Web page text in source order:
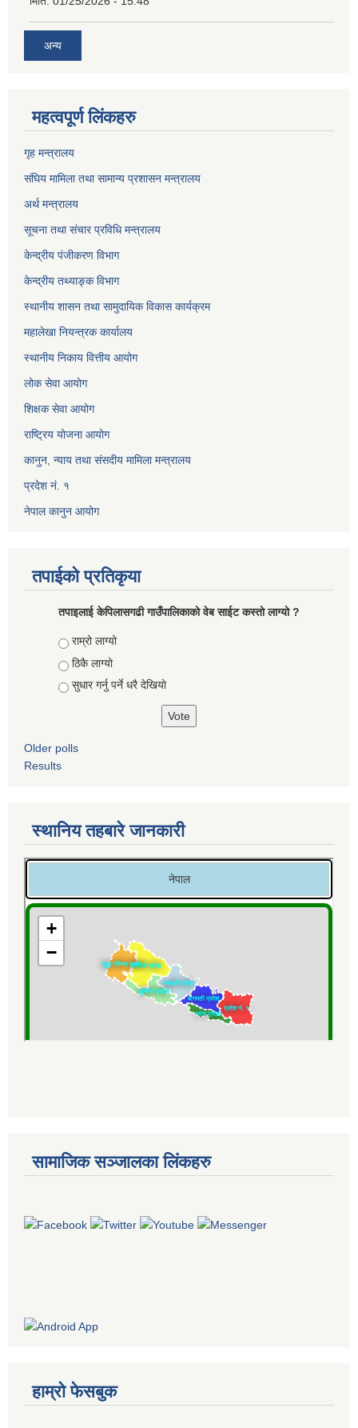
अन्य
महत्वपूर्ण लिंकहरु
गृह मन्त्रालय
संघिय मामिला तथा सामान्य प्रशासन मन्त्रालय
अर्थ मन्त्रालय
सूचना तथा संचार प्रविधि मन्त्रालय
केन्द्रीय पंजीकरण विभाग
केन्द्रीय तथ्याङ्क विभाग
स्थानीय शासन तथा सामुदायिक विकास कार्यक्रम
महालेखा नियन्त्रक कार्यालय
स्थानीय निकाय वित्तीय आयोग
लोक सेवा आयोग
शिक्षक सेवा आयोग
राष्ट्रिय योजना आयोग
कानुन, न्याय तथा संसदीय मामिला मन्त्रालय
प्रदेश नं. १
नेपाल कानुन आयोग
तपाईको प्रतिकृया
तपाइलाई केपिलासगढी गाउँपालिकाको वेब साईट कस्तो लाग्यो ?
Choices
राम्रो लाग्यो
ठिकै लाग्यो
सुधार गर्नु पर्ने धरै देखियाे
Older polls
Results
स्थानिय तहबारे जानकारी
सामाजिक सञ्जालका लिंकहरु
हाम्रो फेसबुक